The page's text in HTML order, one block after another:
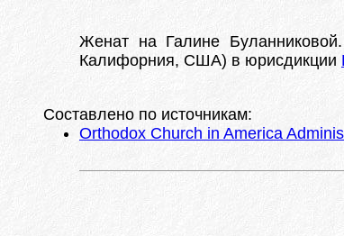
Женат на Галине
Калифорния, США) в юрисдикции
Составлено по источникам:
Orthodox Church in America